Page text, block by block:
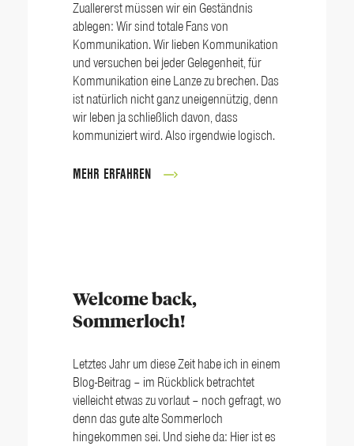
Zuallererst müssen wir ein Geständnis
ablegen: Wir sind totale Fans von
Kommunikation. Wir lieben Kommunikation
und versuchen bei jeder Gelegenheit, für
Kommunikation eine Lanze zu brechen. Das
ist natürlich nicht ganz uneigennützig, denn
wir leben ja schließlich davon, dass
kommuniziert wird. Also irgendwie logisch.
MEHR ERFAHREN
Welcome back,
Sommerloch!
Letztes Jahr um diese Zeit habe ich in einem
Blog-Beitrag – im Rückblick betrachtet
vielleicht etwas zu vorlaut – noch gefragt, wo
denn das gute alte Sommerloch
hingekommen sei. Und siehe da: Hier ist es